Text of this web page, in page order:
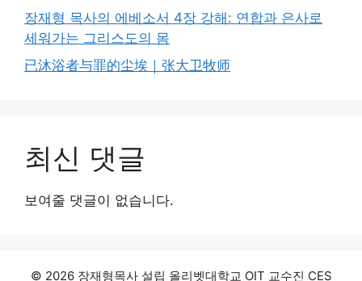
장재형 목사의 에베소서 4장 강해: 연합과 은사로
세워가는 그리스도의 몸
已沐浴者与罪的尘埃｜张大卫牧师
최신 댓글
보여줄 댓글이 없습니다.
© 2026 장재형목사 설립 올리벳대학교 OIT 교수진 CES